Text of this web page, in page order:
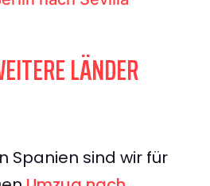
LÄNDER
Spanien sind wir für